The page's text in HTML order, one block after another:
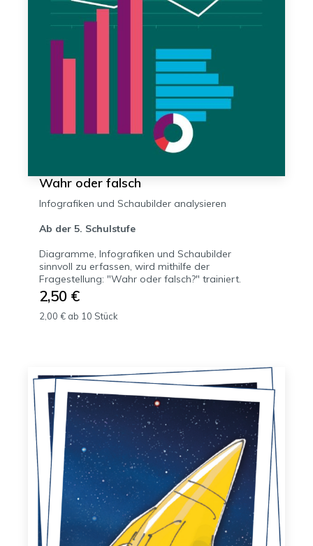
Wahr oder falsch
Infografiken und Schaubilder analysieren
Ab der 5. Schulstufe
Diagramme, Infografiken und Schaubilder
sinnvoll zu erfassen, wird mithilfe der
Fragestellung: "Wahr oder falsch?" trainiert.
2,50 €
2,00 € ab 10 Stück